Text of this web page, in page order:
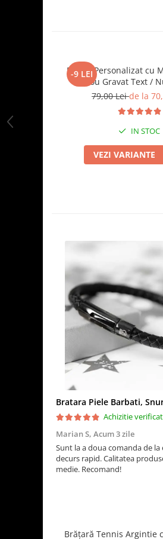
-9 LEI
Breloc Personalizat cu
Cadou Gravat Text /
Premium - Cutie
79,00 Leide la
IN STOC
VEZI VARIANTE
Achizitie
Marian S, Acum 3 zile
Sunt la a doua comanda de la
decurs rapid. Calitatea
medie. Recomand!
Brățară Tennis Argintie